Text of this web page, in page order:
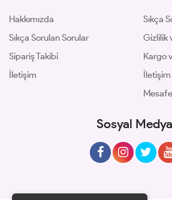
Hakkımızda
Sıkça Sorulan Sorular
Sipariş Takibi
İletişim
Sıkça
Gizlilik
Kargo
İletişim
Sosyal Medya